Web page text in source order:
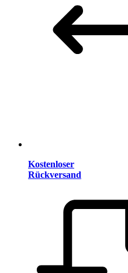
Kostenloser
Rückversand